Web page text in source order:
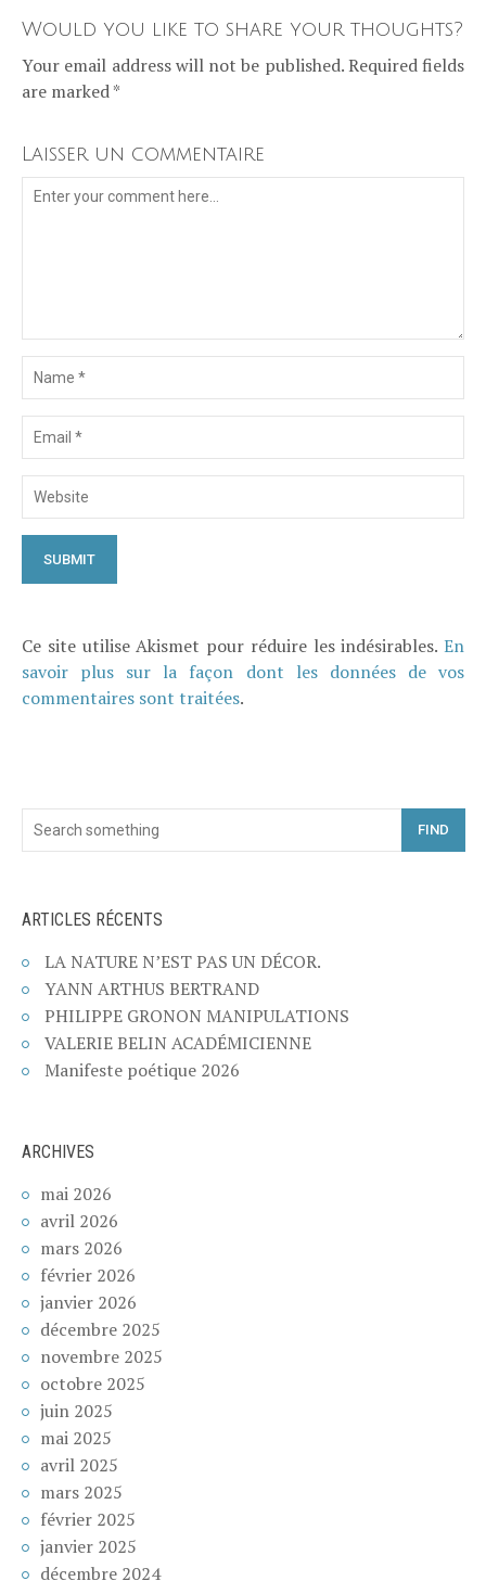
Would you like to share your thoughts?
Your email address will not be published. Required fields
are marked *
Laisser un commentaire
Ce site utilise Akismet pour réduire les indésirables. En
savoir plus sur la façon dont les données de vos
commentaires sont traitées.
FIND
ARTICLES RÉCENTS
LA NATURE N’EST PAS UN DÉCOR.
YANN ARTHUS BERTRAND
PHILIPPE GRONON MANIPULATIONS
VALERIE BELIN ACADÉMICIENNE
Manifeste poétique 2026
ARCHIVES
mai 2026
avril 2026
mars 2026
février 2026
janvier 2026
décembre 2025
novembre 2025
octobre 2025
juin 2025
mai 2025
avril 2025
mars 2025
février 2025
janvier 2025
décembre 2024